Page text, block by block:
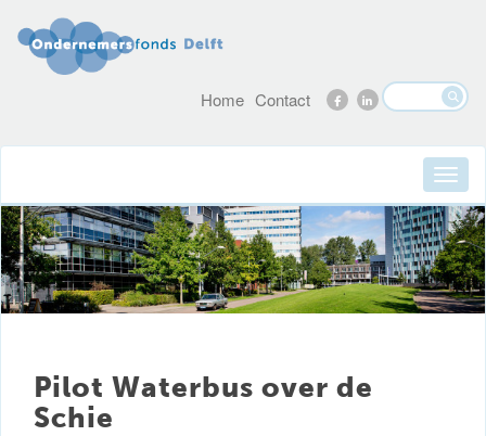
Home Contact
Pilot Waterbus over de
Schie